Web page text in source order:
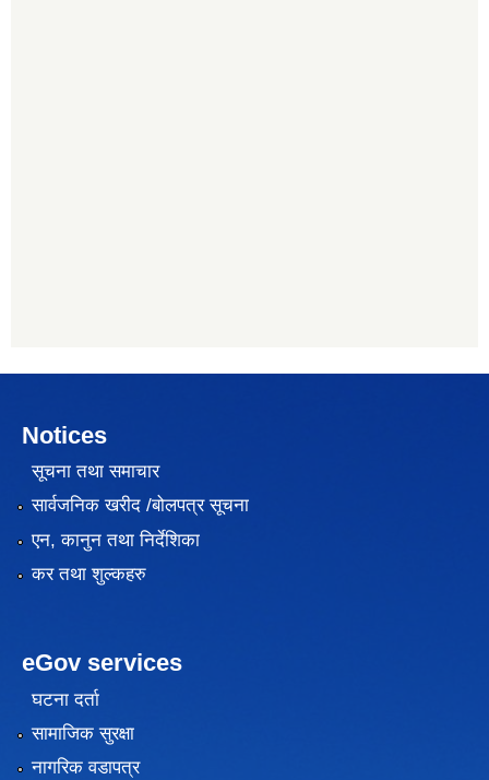
Notices
सूचना तथा समाचार
सार्वजनिक खरीद /बोलपत्र सूचना
एन, कानुन तथा निर्देशिका
कर तथा शुल्कहरु
eGov services
घटना दर्ता
सामाजिक सुरक्षा
नागरिक वडापत्र